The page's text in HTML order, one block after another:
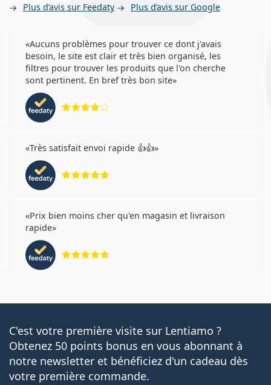
Plus d’avis sur Feedaty Plus d’avis sur Google
Aucuns problèmes pour trouver ce dont j'avais
besoin, le site est clair et très bien organisé, les
filtres pour trouver les produits que l'on cherche
sont pertinent. En bref très bon site
Très satisfait envoi rapide 👍👍
Prix bien moins cher qu'en magasin et livraison
rapide
C'est votre première visite sur Lentiamo ?
Obtenez 50 points bonus en vous abonnant à
notre newsletter et bénéficiez d'un cadeau dès
votre première commande.